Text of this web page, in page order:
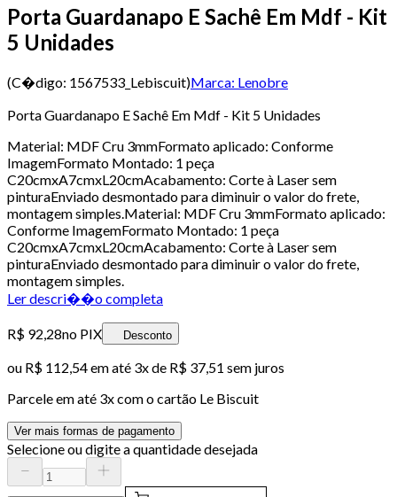
Porta Guardanapo E Sachê Em Mdf - Kit
5 Unidades
(C�digo: 1567533_Lebiscuit)Marca: Lenobre
Porta Guardanapo E Sachê Em Mdf - Kit 5 Unidades
Material: MDF Cru 3mmFormato aplicado: Conforme
ImagemFormato Montado: 1 peça
C20cmxA7cmxL20cmAcabamento: Corte à Laser sem
pinturaEnviado desmontado para diminuir o valor do frete,
montagem simples.Material: MDF Cru 3mmFormato aplicado:
Conforme ImagemFormato Montado: 1 peça
C20cmxA7cmxL20cmAcabamento: Corte à Laser sem
pinturaEnviado desmontado para diminuir o valor do frete,
montagem simples.
Ler descri��o completa
R$ 92,28no PIX Desconto
ou R$ 112,54em até 3x de R$ 37,51 sem juros
Parcele em até 3x com o cartão Le Biscuit
Ver mais formas de pagamento
Selecione ou digite a quantidade desejada